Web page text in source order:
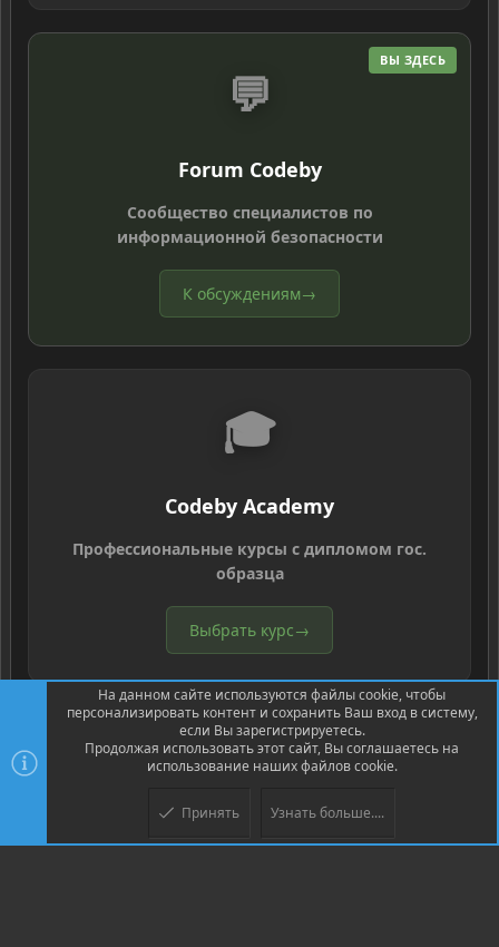
ВЫ ЗДЕСЬ
💬
Forum Codeby
Сообщество специалистов по
информационной безопасности
К обсуждениям→
🎓
Codeby Academy
Профессиональные курсы с дипломом гос.
образца
Выбрать курс→
Community platform by XenForo ® © 2010-2026 XenForo Ltd.
© Jason Axelrod of 8WAYRUN
На данном сайте используются файлы cookie, чтобы
персонализировать контент и сохранить Ваш вход в систему,
если Вы зарегистрируетесь.
Продолжая использовать этот сайт, Вы соглашаетесь на
использование наших файлов cookie.
Принять Узнать больше....